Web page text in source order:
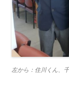
左から：住川くん、